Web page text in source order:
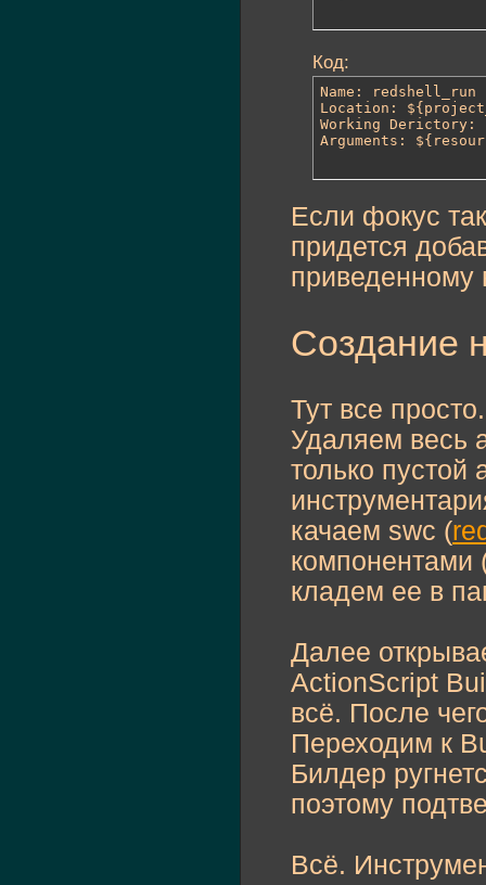
Код:
Name: redshell_run
Location:
Working
Arguments:
Если фокус
придется
Создание
Тут все
Удаляем весь
только пустой
качаем swc (
компонентами
кладем ее в
Далее
ActionScript
всё. После
Переходим к
Билдер
поэтому
Всё.